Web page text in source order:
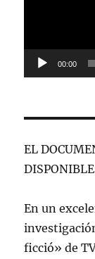
00:00
EL
DISPONIBLE
En un
ficció» de